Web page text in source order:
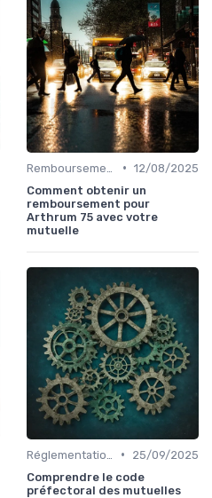
• 12/08/2025
Comment obtenir un
remboursement pour
Arthrum 75 avec votre
mutuelle
•
25/09/2025
Comprendre le code
préfectoral des mutuelles